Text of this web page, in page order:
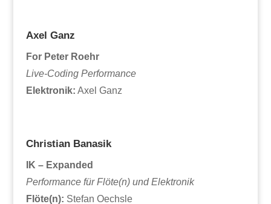
Axel Ganz
For Peter Roehr
Live-Coding Performance
Elektronik: Axel Ganz
Christian Banasik
IK – Expanded
Performance für Flöte(n) und Elektronik
Flöte(n): Stefan Oechsle